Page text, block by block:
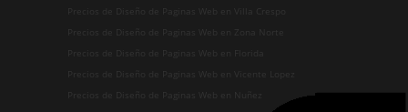
Precios de Diseño de Paginas Web en Villa Crespo
Precios de Diseño de Paginas Web en Zona Norte
Precios de Diseño de Paginas Web en Florida
Precios de Diseño de Paginas Web en Vicente Lopez
Precios de Diseño de Paginas Web en Nuñez